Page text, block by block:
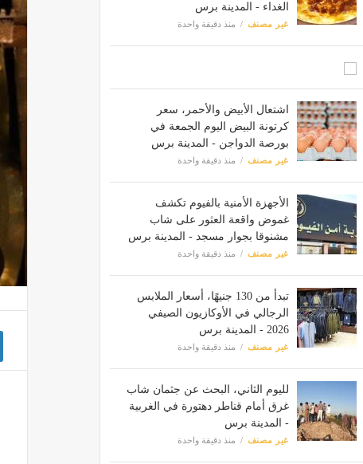
الغداء - المدينة برس
غير مصنف منذ دقيقة واحدة
اشتعال الأبيض والأحمر، سعر
كرتونة البيض اليوم الجمعة في
بورصة الدواجن - المدينة برس
غير مصنف منذ دقيقة واحدة
الأجهزة الأمنية بالفيوم تكشف
غموض واقعة العثور على شاب
مشنوقا بجوار مسجد - المدينة برس
غير مصنف منذ دقيقة واحدة
تبدأ من 130 جنيهًا، أسعار الملابس
الرجالي في الأوكازيون الصيفي
2026 - المدينة برس
غير مصنف منذ دقيقة واحدة
لليوم الثاني، البحث عن جثمان شاب
غرق أمام قناطر دهتورة في الغربية
- المدينة برس
غير مصنف منذ دقيقة واحدة